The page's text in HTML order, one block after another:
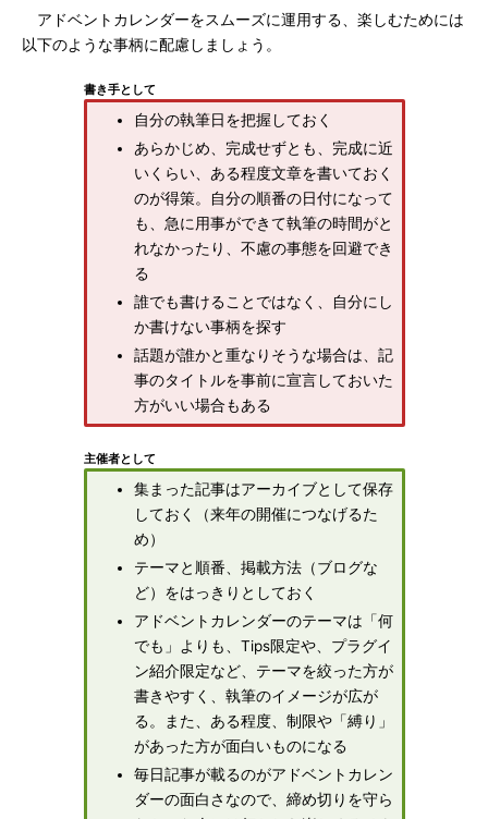
アドベントカレンダーをスムーズに運用する、楽しむためには
以下のような事柄に配慮しましょう。
書き手として
自分の執筆日を把握しておく
あらかじめ、完成せずとも、完成に近
いくらい、ある程度文章を書いておく
のが得策。自分の順番の日付になって
も、急に用事ができて執筆の時間がと
れなかったり、不慮の事態を回避でき
る
誰でも書けることではなく、自分にし
か書けない事柄を探す
話題が誰かと重なりそうな場合は、記
事のタイトルを事前に宣言しておいた
方がいい場合もある
主催者として
集まった記事はアーカイブとして保存
しておく（来年の開催につなげるた
め）
テーマと順番、掲載方法（ブログな
ど）をはっきりとしておく
アドベントカレンダーのテーマは「何
でも」よりも、Tips限定や、プラグイ
ン紹介限定など、テーマを絞った方が
書きやすく、執筆のイメージが広が
る。また、ある程度、制限や「縛り」
があった方が面白いものになる
毎日記事が載るのがアドベントカレン
ダーの面白さなので、締め切りを守ら